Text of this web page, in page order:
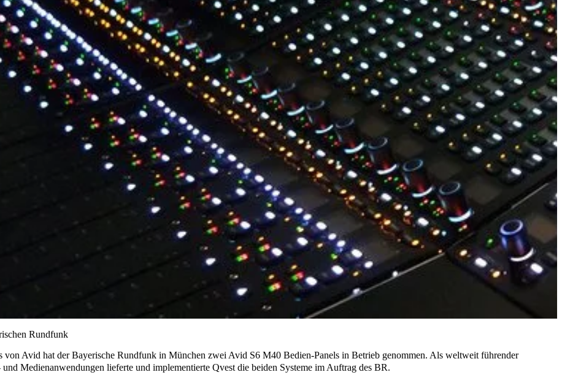
Rundfunk
Avid hat der Bayerische Rundfunk in München zwei Avid S6 M40 Bedien-Panels in Betrieb genommen. Als weltweit führender
Medienanwendungen lieferte und implementierte Qvest die beiden Systeme im Auftrag des BR.